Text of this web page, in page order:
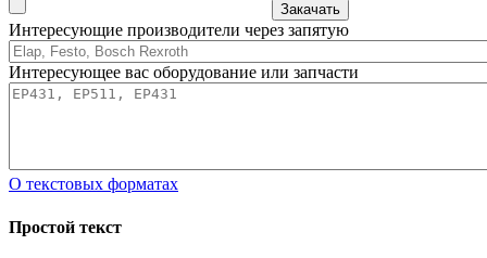
Закачать
Интересующие производители через запятую
Интересующее вас оборудование или запчасти
О текстовых форматах
Простой текст